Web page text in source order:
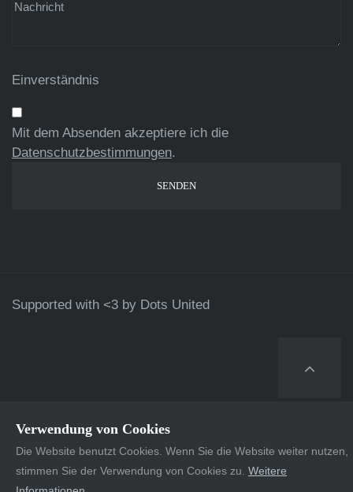
Einverständnis
Mit dem Absenden akzeptiere ich die
Datenschutzbestimmungen.
Supported with <3 by Dots United
Verwendung von Cookies
Die Website benutzt Cookies. Wenn Sie die Website weiter nutzen,
stimmen Sie der Verwendung von Cookies zu. Weitere